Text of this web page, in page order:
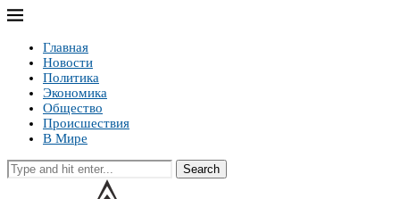
Главная
Новости
Политика
Экономика
Общество
Происшествия
В Мире
Search